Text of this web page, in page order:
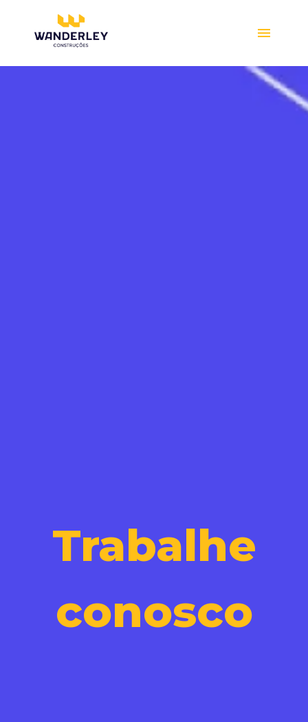
Compre online
Trabalhe
conosco